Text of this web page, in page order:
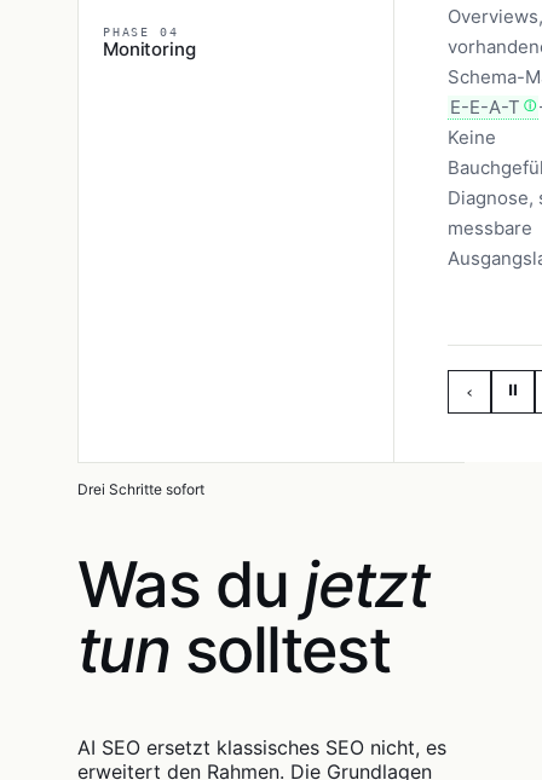
PHASE 04
Monitoring
Overviews,
Schema-
E-E-A-T
Keine
Diagnose,
messbare
‹ ⏸
Drei Schritte sofort
Was du jetzt
tun solltest
AI SEO ersetzt klassisches SEO nicht, es
erweitert den Rahmen. Die Grundlagen